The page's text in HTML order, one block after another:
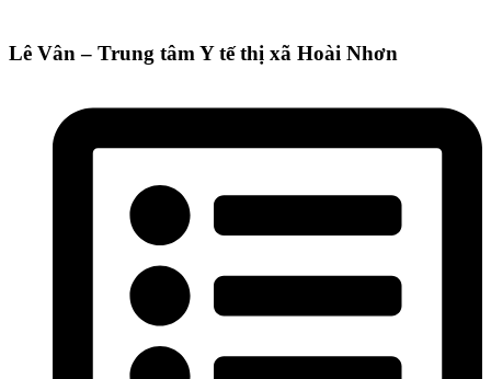
Lê Vân – Trung tâm Y tế thị xã Hoài Nhơn